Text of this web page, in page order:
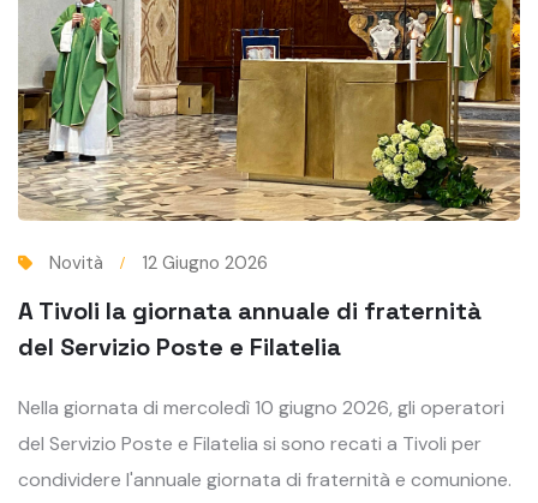
A Tivoli la giornata annuale di fraternità
del Servizio Poste e Filatelia
Novità 12 Giugno 2026
Nella giornata di mercoledì 10 giugno 2026, gli operatori
del Servizio Poste e Filatelia si sono recati a Tivoli per
condividere l'annuale giornata di fraternità e comunione.